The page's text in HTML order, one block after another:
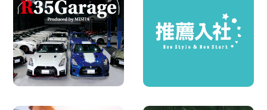
【カーシェアのレンタカーが2台になりま
した!】 岐阜県 各務原那加店
100円レンタカー 各務原那加
2026年08月06日